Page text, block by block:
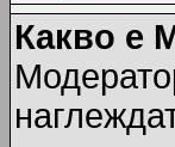
Какво е